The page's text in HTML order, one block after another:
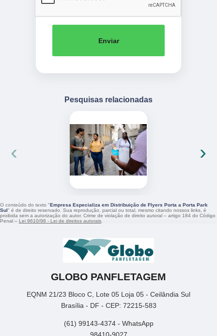
Enviar
Pesquisas relacionadas
‹ ›
O conteúdo do texto "Empresa Especializa em Distribuição de Flyers Porta a Porta Park
Sul" é de direito reservado. Sua reprodução, parcial ou total, mesmo citando nossos links, é
proibida sem a autorização do autor. Crime de violação de direito autoral – artigo 184 do Código
Penal – Lei 9610/98 - Lei de direitos autorais
GLOBO PANFLETAGEM
EQNM 21/23 Bloco C, Lote 05 Loja 05 - Ceilândia Sul
Brasília - DF - CEP: 72215-583
(61) 99143-4374 - WhatsApp